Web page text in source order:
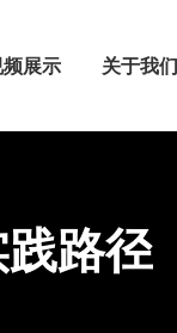
频展示 关于我们
路径